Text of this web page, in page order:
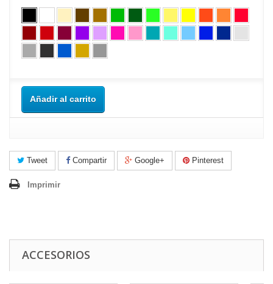
Añadir al carrito
Tweet Compartir Google+ Pinterest
Imprimir
ACCESORIOS